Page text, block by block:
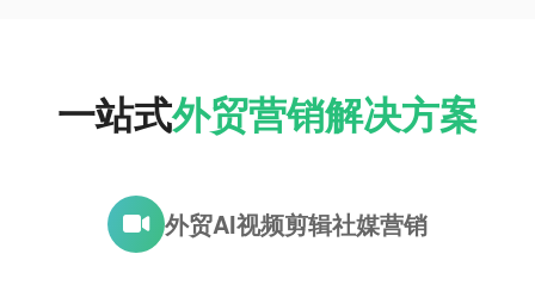
一站式外贸营销解决方案
外贸AI视频剪辑社媒营销